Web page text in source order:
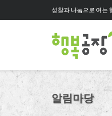
성찰과 나눔으로 여는
알림마당